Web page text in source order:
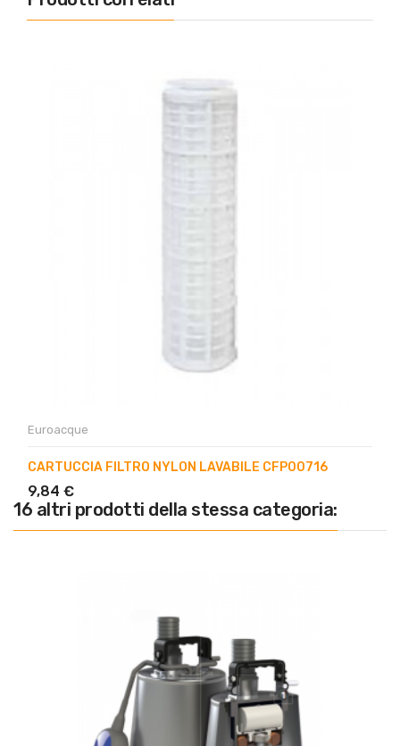
Euroacque
CARTUCCIA FILTRO NYLON LAVABILE CFP00716
9,84 €
16 altri prodotti della stessa categoria: